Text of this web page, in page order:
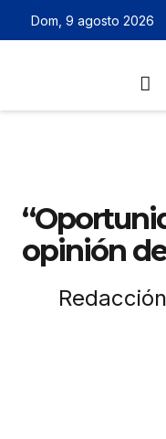
Dom, 9 agosto 2026
opinión